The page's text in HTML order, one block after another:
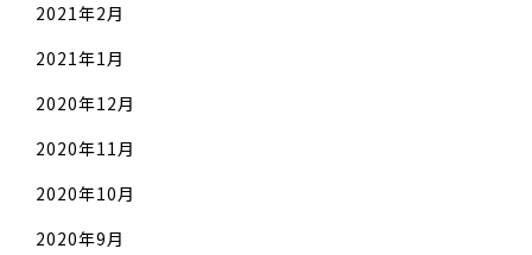
2021年2月
2021年1月
2020年12月
2020年11月
2020年10月
2020年9月